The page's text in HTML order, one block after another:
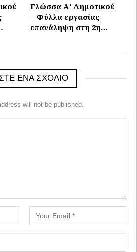
Γλώσσα Α’ Δημοτικού
– Φύλλα εργασίας
επανάληψη στη 2η…
ΈΝΑ ΣΧΌΛΙΟ
will not be published.